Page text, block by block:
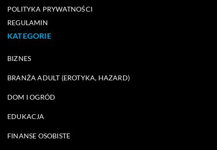
POLITYKA PRYWATNOŚCI
REGULAMIN
KATEGORIE
BIZNES
BRANŻA ADULT (EROTYKA, HAZARD)
DOM I OGRÓD
EDUKACJA
FINANSE OSOBISTE